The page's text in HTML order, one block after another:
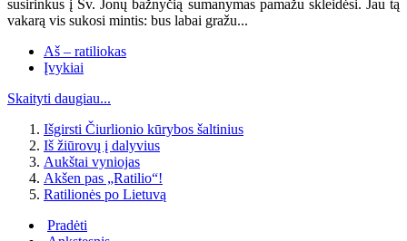
susirinkus į Šv. Jonų bažnyčią sumanymas pamažu skleidėsi. Jau tą
vakarą vis sukosi mintis: bus labai gražu...
Aš – ratiliokas
Įvykiai
Skaityti daugiau...
Išgirsti Čiurlionio kūrybos šaltinius
Iš žiūrovų į dalyvius
Aukštai vyniojas
Akšen pas „Ratilio“!
Ratilionės po Lietuvą
Pradėti